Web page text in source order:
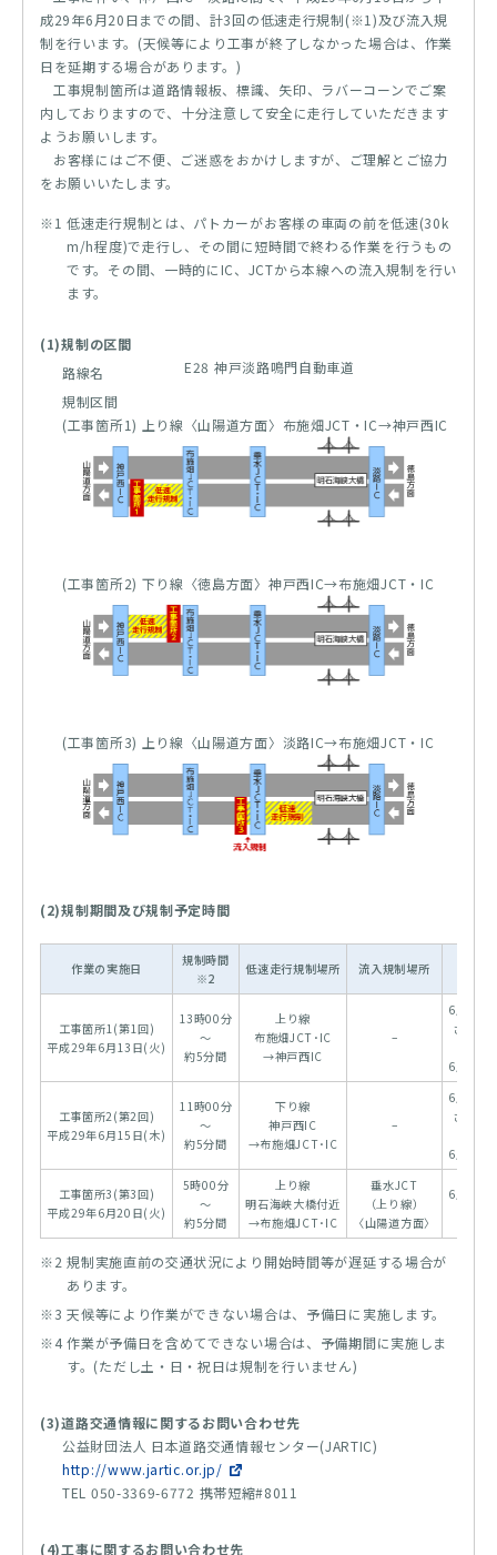
成29年6月20日までの間、計3回の低速走行規制(※1)及び流入規
制を行います。(天候等により工事が終了しなかった場合は、作業
日を延期する場合があります。)
工事規制箇所は道路情報板、標識、矢印、ラバーコーンでご案
内しておりますので、十分注意して安全に走行していただきます
ようお願いします。
お客様にはご不便、ご迷惑をおかけしますが、ご理解とご協力
をお願いいたします。
※1 低速走行規制とは、パトカーがお客様の車両の前を低速(30k
m/h程度)で走行し、その間に短時間で終わる作業を行うもの
です。その間、一時的にIC、JCTから本線への流入規制を行い
ます。
(1)規制の区間
路線名
E28 神戸淡路鳴門自動車道
規制区間
(工事箇所1) 上り線〈山陽道方面〉布施畑JCT・IC→神戸西IC
(工事箇所2) 下り線〈徳島方面〉神戸西IC→布施畑JCT・IC
(工事箇所3) 上り線〈山陽道方面〉淡路IC→布施畑JCT・IC
(2)規制期間及び規制予定時間
作業の実施日
規制時間
※2
低速走行規制場所 流入規制場所
工事箇所1(第1回)
平成29年6月13日(火)
13時00分
～
約5分間
上り線
布施畑JCT･IC
→神戸西IC
–
6月22
さらに
6月27
工事箇所2(第2回)
平成29年6月15日(木)
11時00分
～
約5分間
下り線
神戸西IC
→布施畑JCT･IC
–
6月22
さらに
6月27
工事箇所3(第3回)
平成29年6月20日(火)
5時00分
～
約5分間
上り線
明石海峡大橋付近
→布施畑JCT･IC
垂水JCT
（上り線）
〈山陽道方面〉
6月29
※2 規制実施直前の交通状況により開始時間等が遅延する場合が
あります。
※3 天候等により作業ができない場合は、予備日に実施します。
※4 作業が予備日を含めてできない場合は、予備期間に実施しま
す。(ただし土・日・祝日は規制を行いません)
(3)道路交通情報に関するお問い合わせ先
公益財団法人 日本道路交通情報センター(JARTIC)
http://www.jartic.or.jp/
TEL 050-3369-6772 携帯短縮#8011
(4)工事に関するお問い合わせ先